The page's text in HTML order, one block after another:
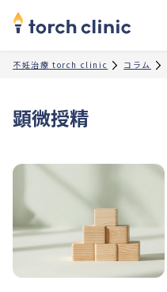
不妊治療 torch clinic コラム
顕微授精